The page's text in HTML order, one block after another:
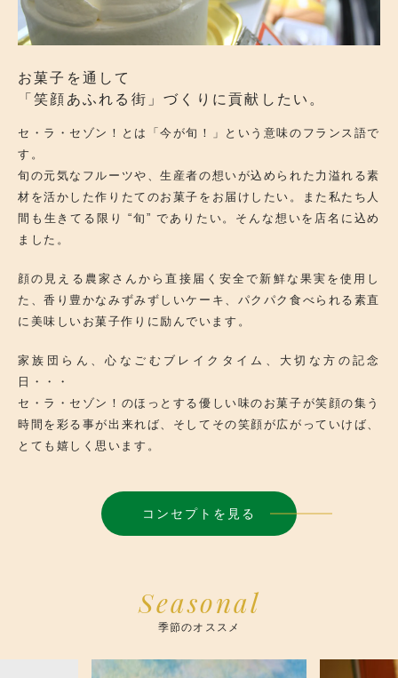
お菓子を通して
「笑顔あふれる街」づくりに貢献したい。
セ・ラ・セゾン！とは「今が旬！」という意味のフランス語で
す。
旬の元気なフルーツや、生産者の想いが込められた力溢れる素
材を活かした作りたてのお菓子をお届けしたい。また私たち人
間も生きてる限り “旬” でありたい。そんな想いを店名に込め
ました。
顔の見える農家さんから直接届く安全で新鮮な果実を使用し
た、香り豊かなみずみずしいケーキ、パクパク食べられる素直
に美味しいお菓子作りに励んでいます。
家族団らん、心なごむブレイクタイム、大切な方の記念
日・・・
セ・ラ・セゾン！のほっとする優しい味のお菓子が笑顔の集う
時間を彩る事が出来れば、そしてその笑顔が広がっていけば、
とても嬉しく思います。
コンセプトを見る
Seasonal
季節のオススメ